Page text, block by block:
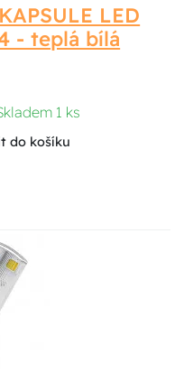
LED
- teplá bílá
1 ks
do košíku